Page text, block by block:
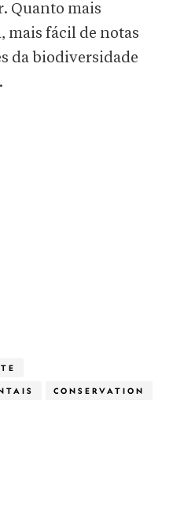
Quanto mais
mais fácil de notas
da biodiversidade
CONSERVATION